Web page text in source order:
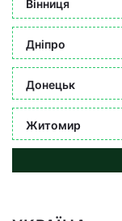
Вінниця
Дніпро
Донецьк
Житомир